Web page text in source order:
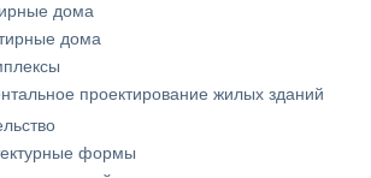
дома
дома
проектирование жилых зданий
формы